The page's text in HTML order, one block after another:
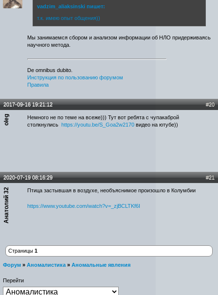
vadzim_aliaksinski пишет:
т.к. имею опыт общения))
Мы занимаемся сбором и анализом информации об НЛО придерживаясь
научного метода.
De omnibus dubito.
Инструкция по пользованию форумом
Правила
#20
2017-09-16 19:21:12
oleg
Немного не по теме на всеже))) Тут вот ребята с чупакаброй
столкнулись https://youtu.be/S_Goa2w2170 видео на ютубе))
#21
2020-07-19 08:16:29
Анатолий 32 Птица застывшая в воздухе, необъяснимое произошло в Колумбии
https://www.youtube.com/watch?v=_zjBCLTKf6I
Страницы 1
Форум » Аномалистика » Аномальные явления
Перейти